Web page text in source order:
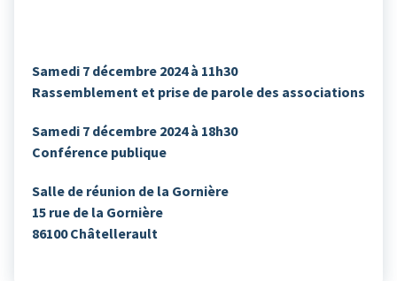
Samedi 7 décembre 2024 à 11h30
Rassemblement et prise de parole des associations
Samedi 7 décembre 2024 à 18h30
Conférence publique
Salle de réunion de la Gornière
15 rue de la Gornière
86100 Châtellerault